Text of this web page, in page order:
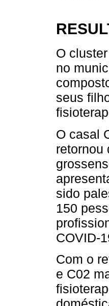
O
no
seus
O casal
retornou
sido
150
COVID-
Com o
e C02